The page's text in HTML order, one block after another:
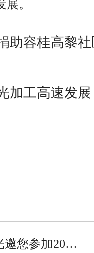
。
助容桂高黎
加工高速发
您参加20…